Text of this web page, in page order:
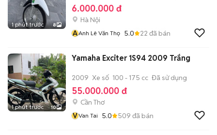
1 phút trước 8
6.000.000 đ
Hà Nội
AAnh Lê Văn Thọ 5.0 22 đã bán
1 phút trước 10
Yamaha Exciter 1S94 2009 Trắng
2009 Xe số 100 - 175 cc Đã sử dụng
55.000.000 đ
Cần Thơ
VVan Tai 5.0 509 đã bán